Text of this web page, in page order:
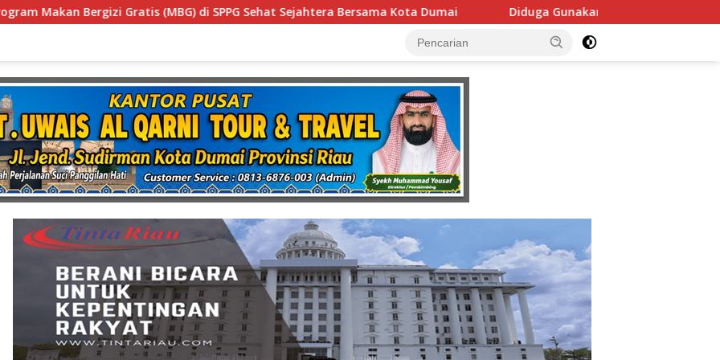
Sehat Sejahtera Bersama Kota Dumai Diduga Gunakan Fasilitas Negara Tanpa Izin DPMPTSP, Usaha Latihan